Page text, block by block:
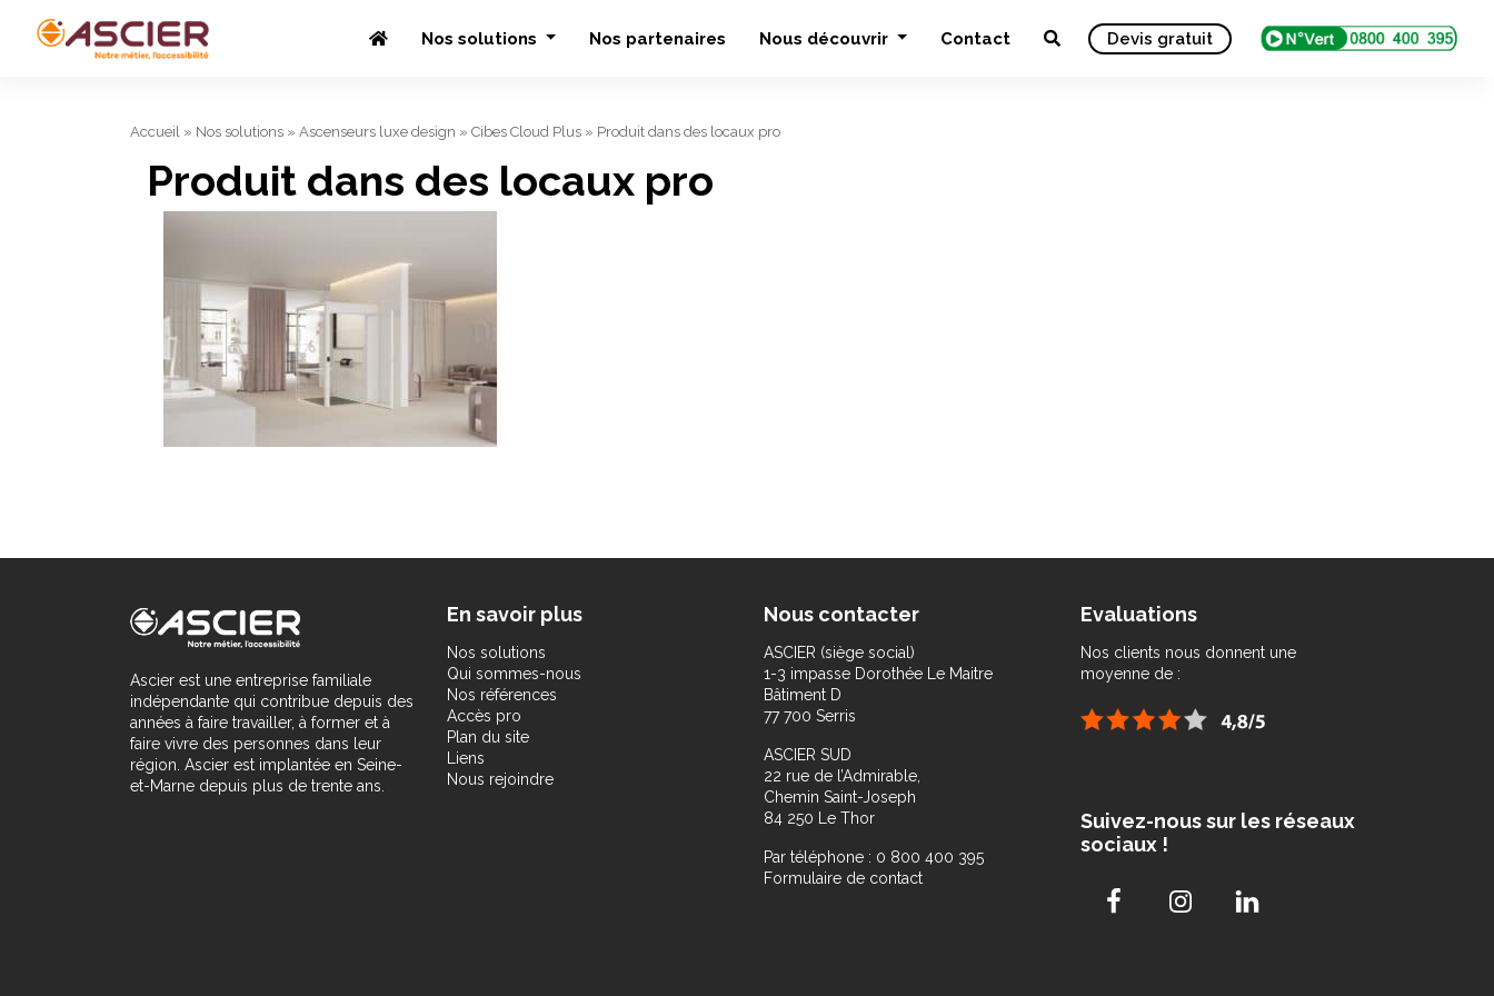
Nos solutions Nos partenaires Nous découvrir Contact Devis gratuit
Accueil » Nos solutions » Ascenseurs luxe design » Cibes Cloud Plus » Produit dans des locaux pro
Produit dans des locaux pro
Ascier est une entreprise familiale
indépendante qui contribue depuis des
années à faire travailler, à former et à
faire vivre des personnes dans leur
région. Ascier est implantée en Seine-
et-Marne depuis plus de trente ans.
En savoir plus
Nos solutions
Qui sommes-nous
Nos références
Accès pro
Plan du site
Liens
Nous rejoindre
Nous contacter
ASCIER (siège social)
1-3 impasse Dorothée Le Maitre
Bâtiment D
77 700 Serris
ASCIER SUD
22 rue de l’Admirable,
Chemin Saint-Joseph
84 250 Le Thor
Par téléphone : 0 800 400 395
Formulaire de contact
Evaluations
Nos clients nous donnent une
moyenne de :
Suivez-nous sur les réseaux
sociaux !